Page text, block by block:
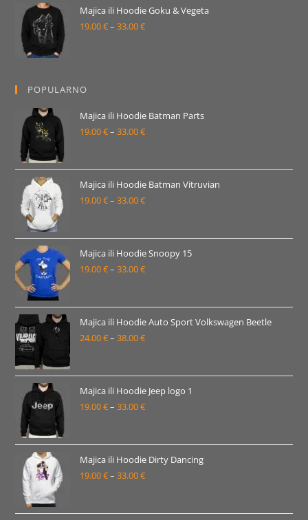
19.00 €
do
Majica ili Hoodie Goku & Vegeta
19.00€– 33.00€Raspon
33.00 €
POPULARNO
Majica ili Hoodie Batman Parts
19.00€– 33.00€Raspon
od
19.00 €
do
Majica ili Hoodie Batman Vitruvian
19.00€– 33.00€Raspon
od
19.00 €
do
Majica ili Hoodie Snoopy 15
19.00€– 33.00€Raspon
od
19.00 €
do
Majica ili Hoodie Auto Sport Volkswagen Beetle
24.00€– 38.00€Raspon
od
24.00 €
do
Majica ili Hoodie Jeep logo 1
19.00€– 33.00€Raspon
od
19.00 €
do
Majica ili Hoodie Dirty Dancing
19.00€– 33.00€Raspon
od